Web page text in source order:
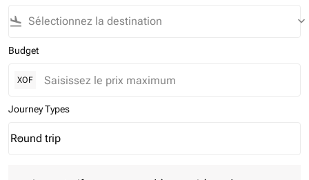
flight_land keyboard_arrow_down
Budget
XOF
Journey Types
Journey Types option Round trip Selected
Round trip
keyboard_arrow_down